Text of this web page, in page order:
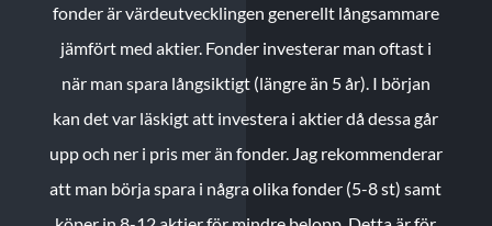
fonder är värdeutvecklingen generellt långsammare
jämfört med aktier. Fonder investerar man oftast i
när man spara långsiktigt (längre än 5 år). I början
kan det var läskigt att investera i aktier då dessa går
upp och ner i pris mer än fonder. Jag rekommenderar
att man börja spara i några olika fonder (5-8 st) samt